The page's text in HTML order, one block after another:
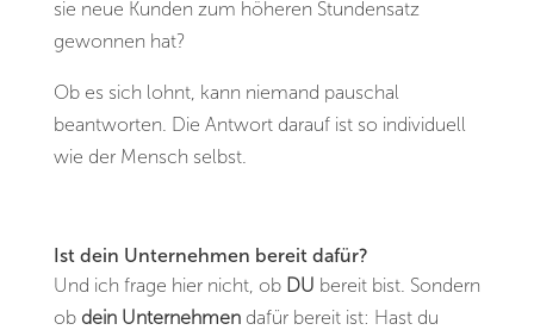
sie neue Kunden zum höheren Stundensatz
gewonnen hat?
Ob es sich lohnt, kann niemand pauschal
beantworten. Die Antwort darauf ist so individuell
wie der Mensch selbst.
Ist dein Unternehmen bereit dafür?
Und ich frage hier nicht, ob DU bereit bist. Sondern
ob dein Unternehmendafür bereit ist: Hast du